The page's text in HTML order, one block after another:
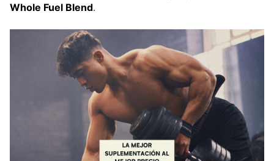
Whole Fuel Blend.